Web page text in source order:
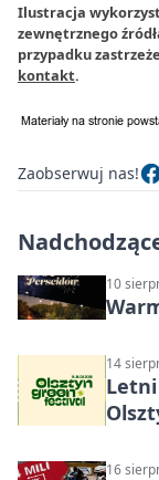
Ilustracja
zewnętrznego
przypadku
kontakt.
Zaobserwuj nas!
10
14
16